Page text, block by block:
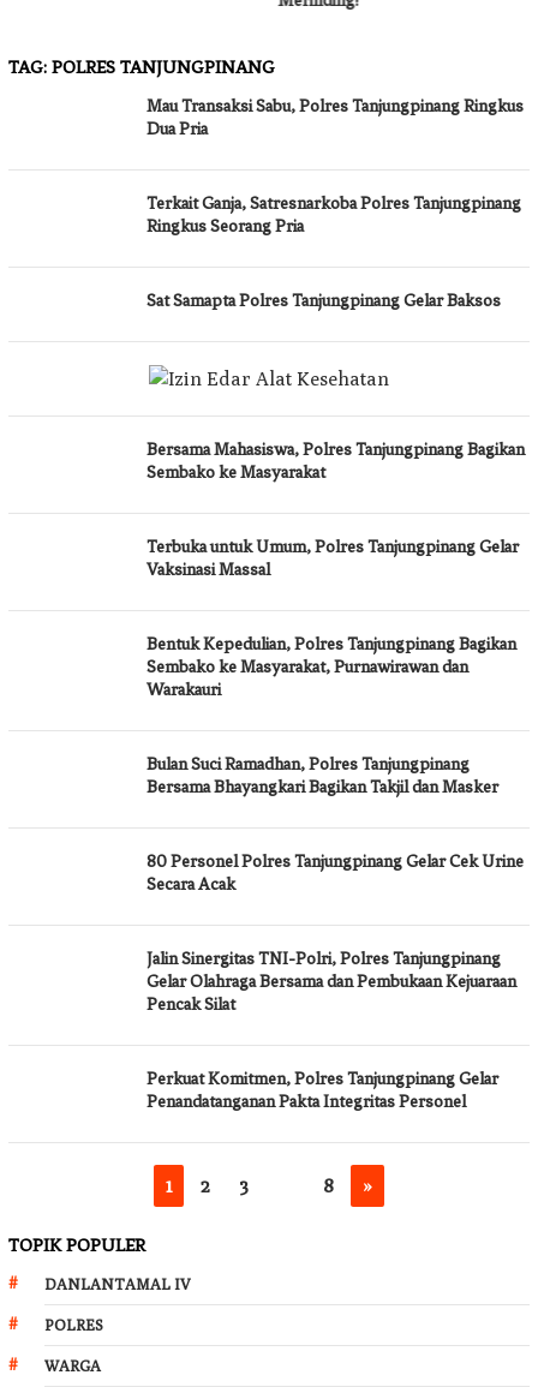
TAG: POLRES TANJUNGPINANG
Mau Transaksi Sabu, Polres Tanjungpinang Ringkus
Dua Pria
Terkait Ganja, Satresnarkoba Polres Tanjungpinang
Ringkus Seorang Pria
Sat Samapta Polres Tanjungpinang Gelar Baksos
Bersama Mahasiswa, Polres Tanjungpinang Bagikan
Sembako ke Masyarakat
Terbuka untuk Umum, Polres Tanjungpinang Gelar
Vaksinasi Massal
Bentuk Kepedulian, Polres Tanjungpinang Bagikan
Sembako ke Masyarakat, Purnawirawan dan
Warakauri
Bulan Suci Ramadhan, Polres Tanjungpinang
Bersama Bhayangkari Bagikan Takjil dan Masker
80 Personel Polres Tanjungpinang Gelar Cek Urine
Secara Acak
Jalin Sinergitas TNI-Polri, Polres Tanjungpinang
Gelar Olahraga Bersama dan Pembukaan Kejuaraan
Pencak Silat
Perkuat Komitmen, Polres Tanjungpinang Gelar
Penandatanganan Pakta Integritas Personel
1 2 3 8 »
TOPIK POPULER
DANLANTAMAL IV
POLRES
WARGA